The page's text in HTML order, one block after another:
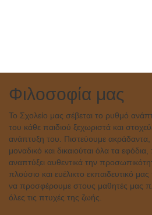
Φιλοσοφία μας
Το Σχολείο μας σέβεται το ρυθμό
του κάθε παιδιού ξεχωριστά και
ανάπτυξη του. Πιστεύουμε ακράδαντα,
μοναδικό και δικαιούται όλα τα
αναπτύξει αυθεντικά την
πλούσιο και ευέλικτο εκπαιδευτικό
να προσφέρουμε στους μαθητές μας
όλες τις πτυχές της ζωής.